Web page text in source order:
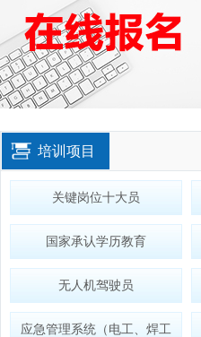
培训项目
关键岗位十大员
国家承认学历教育
无人机驾驶员
应急管理系统（电工、焊工